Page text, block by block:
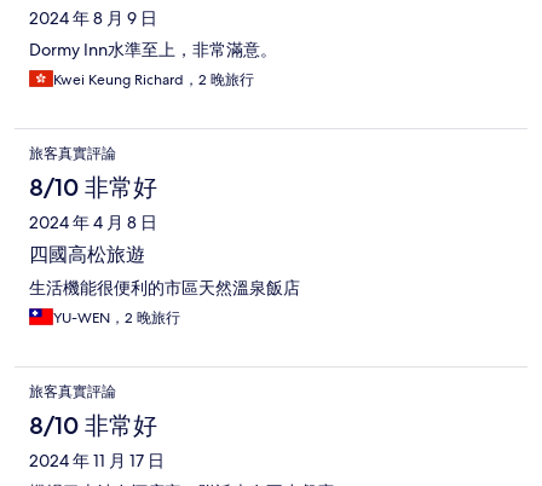
2024 年 8 月 9 日
Dormy Inn水準至上，非常滿意。
Kwei Keung Richard，2 晚旅行
旅客真實評論
8/10 非常好
2024 年 4 月 8 日
四國高松旅遊
生活機能很便利的市區天然溫泉飯店
YU-WEN，2 晚旅行
旅客真實評論
8/10 非常好
2024 年 11 月 17 日